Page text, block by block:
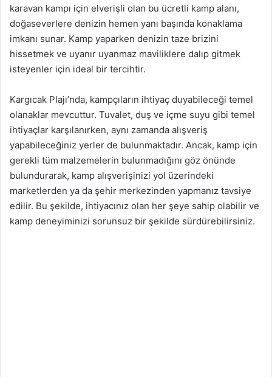
karavan kampı için elverişli olan bu ücretli kamp alanı,
doğaseverlere denizin hemen yanı başında konaklama
imkanı sunar. Kamp yaparken denizin taze brizini
hissetmek ve uyanır uyanmaz maviliklere dalıp gitmek
isteyenler için ideal bir tercihtir.
Kargıcak Plajı’nda, kampçıların ihtiyaç duyabileceği temel
olanaklar mevcuttur. Tuvalet, duş ve içme suyu gibi temel
ihtiyaçlar karşılanırken, aynı zamanda alışveriş
yapabileceğiniz yerler de bulunmaktadır. Ancak, kamp için
gerekli tüm malzemelerin bulunmadığını göz önünde
bulundurarak, kamp alışverişinizi yol üzerindeki
marketlerden ya da şehir merkezinden yapmanız tavsiye
edilir. Bu şekilde, ihtiyacınız olan her şeye sahip olabilir ve
kamp deneyiminizi sorunsuz bir şekilde sürdürebilirsiniz.